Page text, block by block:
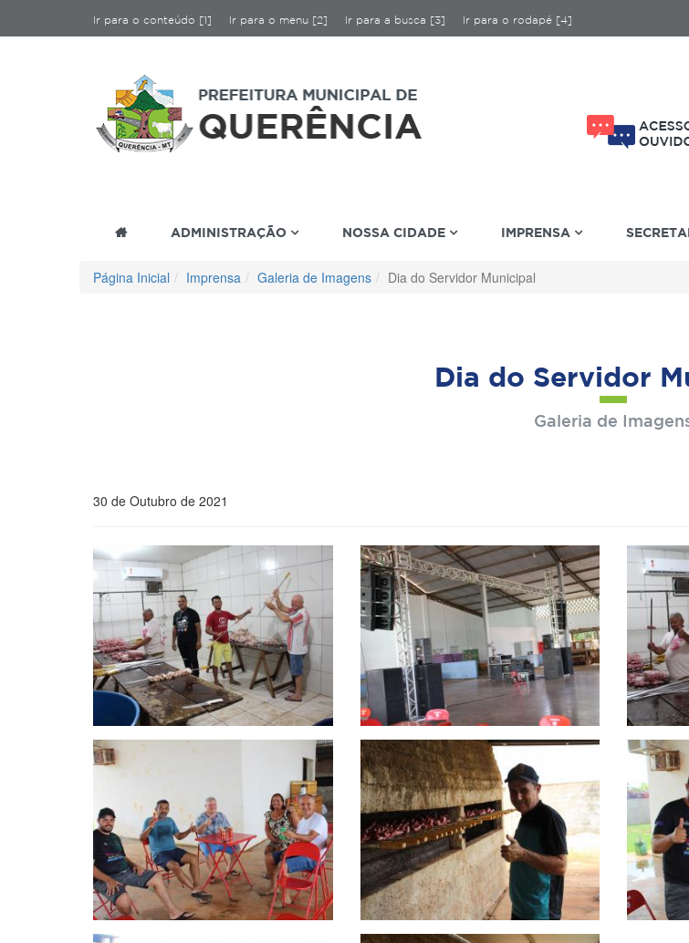
Ir para o conteúdo [1] Ir para o menu [2] Ir para a busca [3] Ir para o rodapé [4]
ADMINISTRAÇÃO NOSSA CIDADE IMPRENSA
Página Inicial Imprensa Galeria de Imagens Dia do Servidor Municipal
Dia do Servidor
Galeria de
30 de Outubro de 2021